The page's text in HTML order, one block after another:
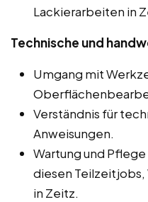
Lackierarbeiten in
Technische und
Umgang mit
Verständnis für
Anweisungen.
Wartung und
diesen
in Zeitz.